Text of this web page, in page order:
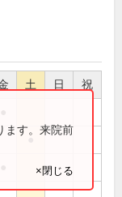
土 日 祝
●
ます。来院前
×閉じる